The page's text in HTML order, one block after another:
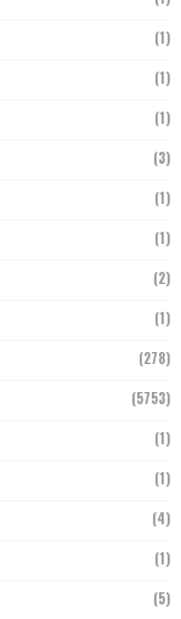
(1)
(1)
(1)
(3)
(1)
(1)
(2)
(1)
(278)
(5753)
(1)
(1)
(4)
(1)
(5)